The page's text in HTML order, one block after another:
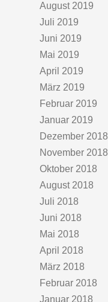
August 2019
Juli 2019
Juni 2019
Mai 2019
April 2019
März 2019
Februar 2019
Januar 2019
Dezember 2018
November 2018
Oktober 2018
August 2018
Juli 2018
Juni 2018
Mai 2018
April 2018
März 2018
Februar 2018
Januar 2018